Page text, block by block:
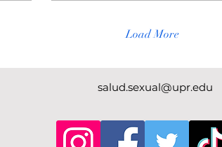
Load More
salud.sexual@upr.edu